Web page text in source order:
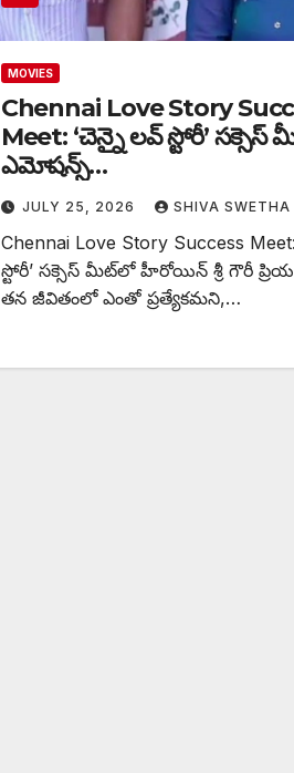
MOVIES
Chennai Love Story
Meet: ‘చెన్నై లవ్ స్టోరీ’
ఎమోషన్స్…
JULY 25, 2026 SHIVA SWETHA
Chennai Love Story Success
స్టోరీ’ సక్సెస్ మీట్‌లో హీరోయిన్ శ్రీ గౌరీ
తన జీవితంలో ఎంతో ప్రత్యేకమని,…